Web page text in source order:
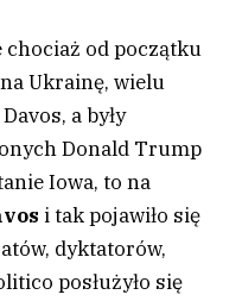
chociaż od początku
Ukrainę, wielu
a były
Donald Trump
Iowa, to na
i tak pojawiło się
dyktatorów,
posłużyło się